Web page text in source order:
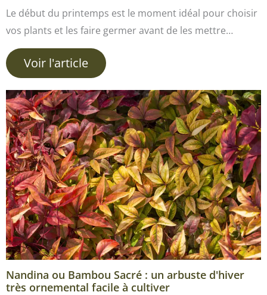
Le début du printemps est le moment idéal pour choisir
vos plants et les faire germer avant de les mettre…
Voir l'article
Nandina ou Bambou Sacré : un arbuste d'hiver
très ornemental facile à cultiver